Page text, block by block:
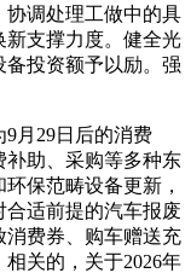
协调处理工做中的具
新支撑力度。健全光
投资额予以励。强
月29日后的消费
补助、采购等多种东
保范畴设备更新，
适前提的汽车报废
消费券、购车赠送充
关的，关于2026年